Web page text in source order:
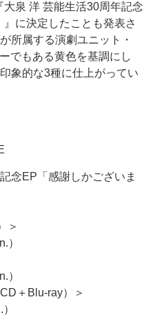
泉 洋 芸能生活30周年記念
に決定したことも発表さ
所属する演劇ユニット・
でもある黄色を基調にし
象的な3種に仕上がってい
念EP「感謝しかございま
＞
）
）
＋Blu-ray）＞